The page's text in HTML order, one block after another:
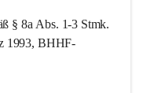
§ 8a Abs. 1-3 Stmk.
1993, BHHF-